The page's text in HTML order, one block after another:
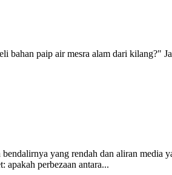
bahan paip air mesra alam dari kilang?"
yang rendah dan aliran media
apakah perbezaan antara...